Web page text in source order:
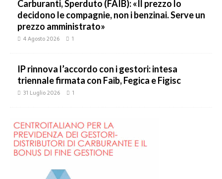
Carburanti, Sperduto (FAIB): «Il prezzo lo
decidono le compagnie, non i benzinai. Serve un
prezzo amministrato»
4 Agosto 2026 1
IP rinnova l’accordo con i gestori: intesa
triennale firmata con Faib, Fegica e Figisc
31 Luglio 2026 1